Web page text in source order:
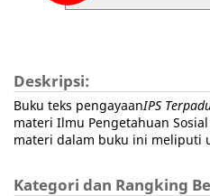
Deskripsi:
Buku teks pengayaanIPS
materi Ilmu Pengetahuan
materi dalam buku ini meliputi
Kategori dan Rangking